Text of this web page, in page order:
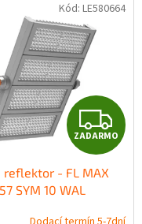
Z
A
ZADARMO
reflektor - FL MAX
SYM 10 WAL
Kód: LE580664